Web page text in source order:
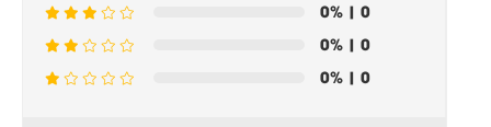
0% | 0
0% | 0
0% | 0